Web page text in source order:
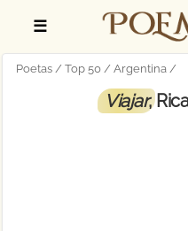
☰
Poetas Top 50 Argentina
Viajar,